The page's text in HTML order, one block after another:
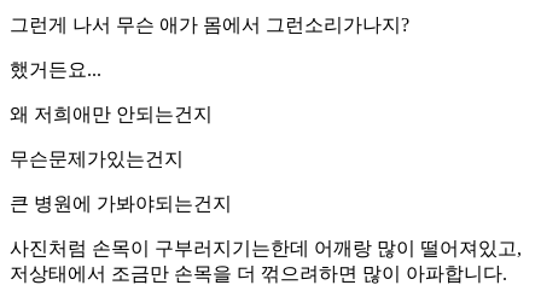
그런게 나서 무슨 애가 몸에서 그런소리가나지?
했거든요...
왜 저희애만 안되는건지
무슨문제가있는건지
큰 병원에 가봐야되는건지
사진처럼 손목이 구부러지기는한데 어깨랑 많이 떨어져있고,
저상태에서 조금만 손목을 더 꺾으려하면 많이 아파합니다.